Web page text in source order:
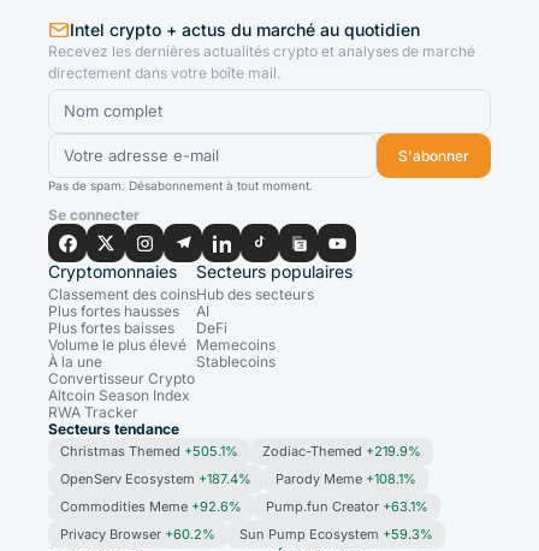
Intel crypto + actus du marché au quotidien
Recevez les dernières actualités crypto et analyses de marché
directement dans votre boîte mail.
S'abonner
Pas de spam. Désabonnement à tout moment.
Se connecter
Cryptomonnaies
Classement des coins
Plus fortes hausses
Plus fortes baisses
Volume le plus élevé
À la une
Convertisseur Crypto
Altcoin Season Index
RWA Tracker
Secteurs populaires
Hub des secteurs
AI
DeFi
Memecoins
Stablecoins
Secteurs tendance
Christmas Themed +505.1% Zodiac-Themed +219.9%
OpenServ Ecosystem +187.4% Parody Meme +108.1%
Commodities Meme +92.6% Pump.fun Creator +63.1%
Privacy Browser +60.2% Sun Pump Ecosystem +59.3%